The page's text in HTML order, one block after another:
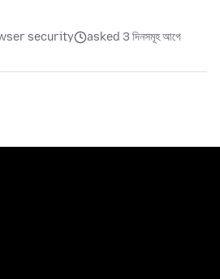
security asked 3 দিনসমূহ আগে